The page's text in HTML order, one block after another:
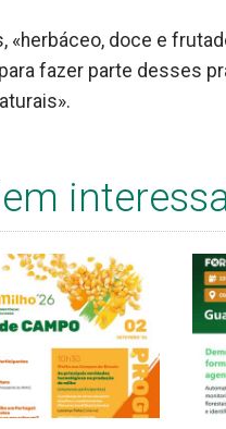
doce e
fazer parte desses